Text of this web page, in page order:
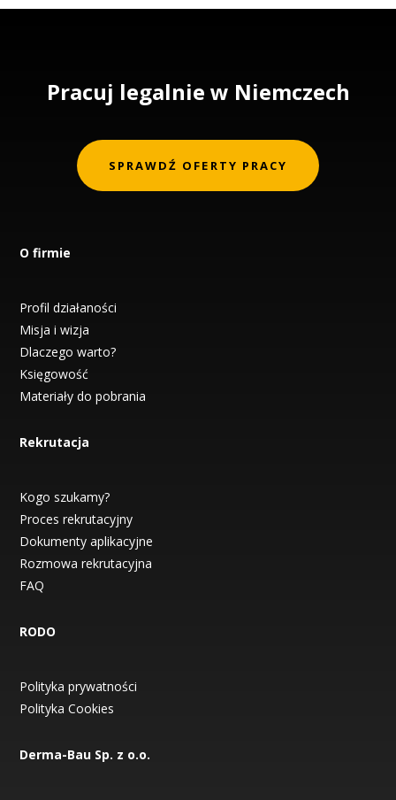
Pracuj legalnie w Niemczech
SPRAWDŹ OFERTY PRACY
O firmie
Profil działaności
Misja i wizja
Dlaczego warto?
Księgowość
Materiały do pobrania
Rekrutacja
Kogo szukamy?
Proces rekrutacyjny
Dokumenty aplikacyjne
Rozmowa rekrutacyjna
FAQ
RODO
Polityka prywatności
Polityka Cookies
Derma-Bau Sp. z o.o.